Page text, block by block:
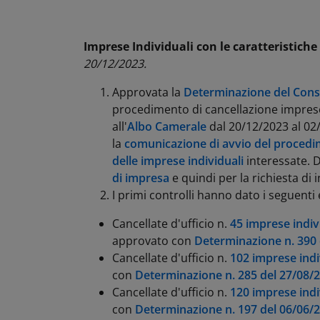
Imprese Individuali con le caratteristiche
20/12/2023.
Approvata la Determinazione del
procedimento di cancellazione
all'Albo Camerale dal 20/12/2023 al
la comunicazione di avvio del
delle imprese individuali interessate.
di impresa e quindi per la richiesta di
I primi controlli hanno dato i seguenti
Cancellate d'ufficio n. 45 imprese
approvato con Determinazione n.
Cancellate d'ufficio n. 102 imprese
con Determinazione n. 285 del 27/08/
Cancellate d'ufficio n. 120 imprese
con Determinazione n. 197 del 06/06/